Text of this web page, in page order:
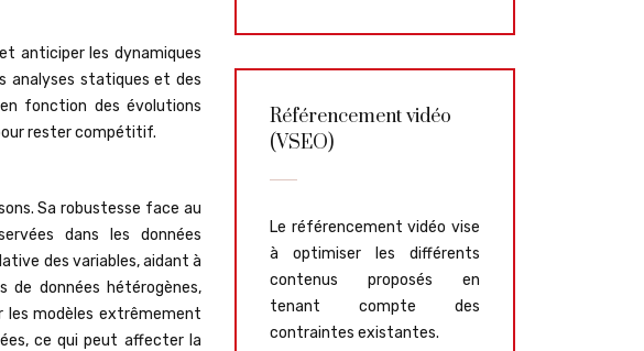
anticiper les dynamiques
analyses statiques et des
fonction des évolutions
rester compétitif.
Sa robustesse face au
dans les données
des variables, aidant à
de données hétérogènes,
les modèles extrêmement
ce qui peut affecter la
Référencement vidéo
(VSEO)
Le référencement vidéo vise
à optimiser les différents
contenus proposés en
tenant compte des
contraintes existantes.